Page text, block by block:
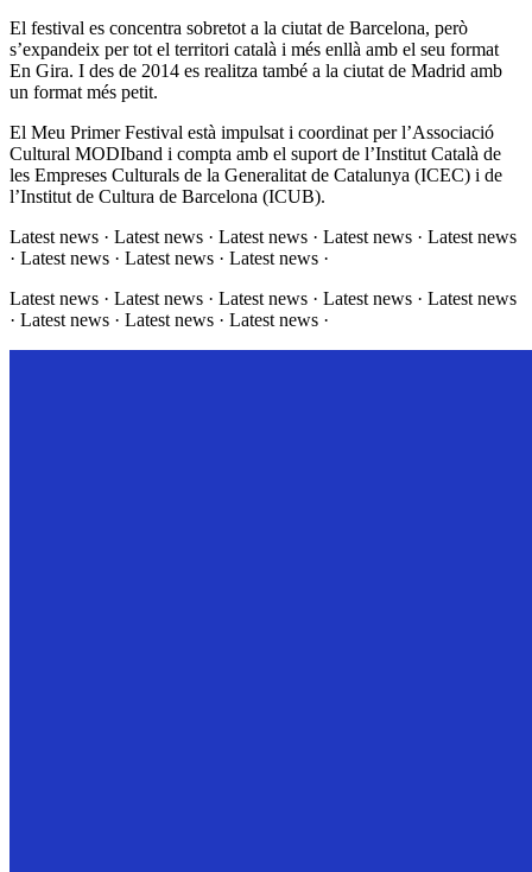
El festival es concentra sobretot a la ciutat de Barcelona, però
s’expandeix per tot el territori català i més enllà amb el seu format
En Gira. I des de 2014 es realitza també a la ciutat de Madrid amb
un format més petit.
El Meu Primer Festival està impulsat i coordinat per l’Associació
Cultural MODIband i compta amb el suport de l’Institut Català de
les Empreses Culturals de la Generalitat de Catalunya (ICEC) i de
l’Institut de Cultura de Barcelona (ICUB).
Latest news · Latest news · Latest news · Latest news · Latest news
· Latest news · Latest news · Latest news ·
Latest news · Latest news · Latest news · Latest news · Latest news
· Latest news · Latest news · Latest news ·